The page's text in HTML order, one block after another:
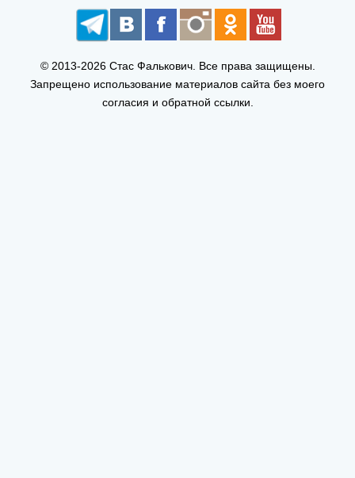
© 2013-2026 Стас Фалькович. Все права защищены.
Запрещено использование материалов сайта без моего
согласия и обратной ссылки.